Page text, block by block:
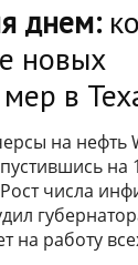
днем:
новых
в
на нефть
на
числа
на работу